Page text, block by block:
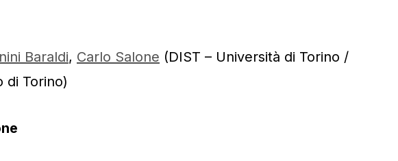
2013
Baraldi, Carlo Salone (DIST – Università di Torino /
di Torino)